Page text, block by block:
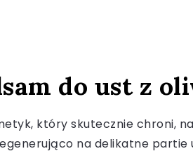
do ust z
który skutecznie chroni,
na delikatne